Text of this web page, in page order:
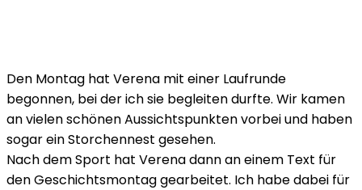
Den Montag hat Verena mit einer Laufrunde
begonnen, bei der ich sie begleiten durfte. Wir kamen
an vielen schönen Aussichtspunkten vorbei und haben
sogar ein Storchennest gesehen.
Nach dem Sport hat Verena dann an einem Text für
den Geschichtsmontag gearbeitet. Ich habe dabei für